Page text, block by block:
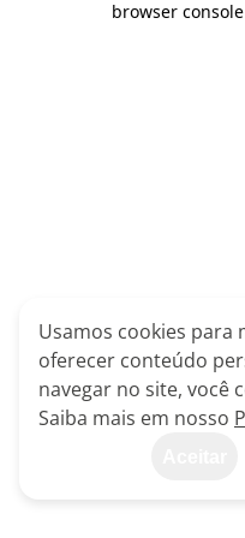
browser
Usamos cookies para
oferecer conteúdo
navegar no site, você
Saiba mais em nosso